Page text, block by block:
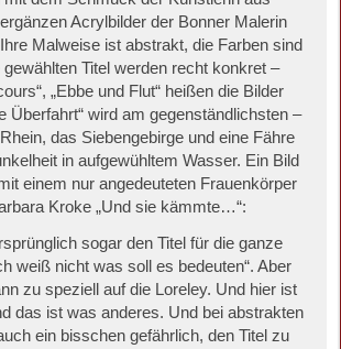
Acrylbilder der Bonner Malerin
Malweise ist abstrakt, die Farben sind
gewählten Titel werden recht konkret –
„Ebbe und Flut“ heißen die Bilder
Überfahrt“ wird am gegenständlichsten –
das Siebengebirge und eine Fähre
in aufgewühltem Wasser. Ein Bild
einem nur angedeuteten Frauenkörper
Kroke „Und sie kämmte…“:
sogar den Titel für die ganze
weiß nicht was soll es bedeuten“. Aber
zu speziell auf die Loreley. Und hier ist
das ist was anderes. Und bei abstrakten
ein bisschen gefährlich, den Titel zu